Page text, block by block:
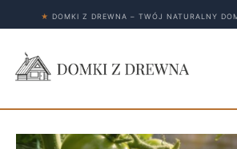
★ DOMKI Z DREWNA – TWÓJ NATURALNY